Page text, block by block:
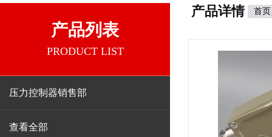
产品列表
PRODUCT LIST
压力控制器销售部
查看全部
产品详情 首页